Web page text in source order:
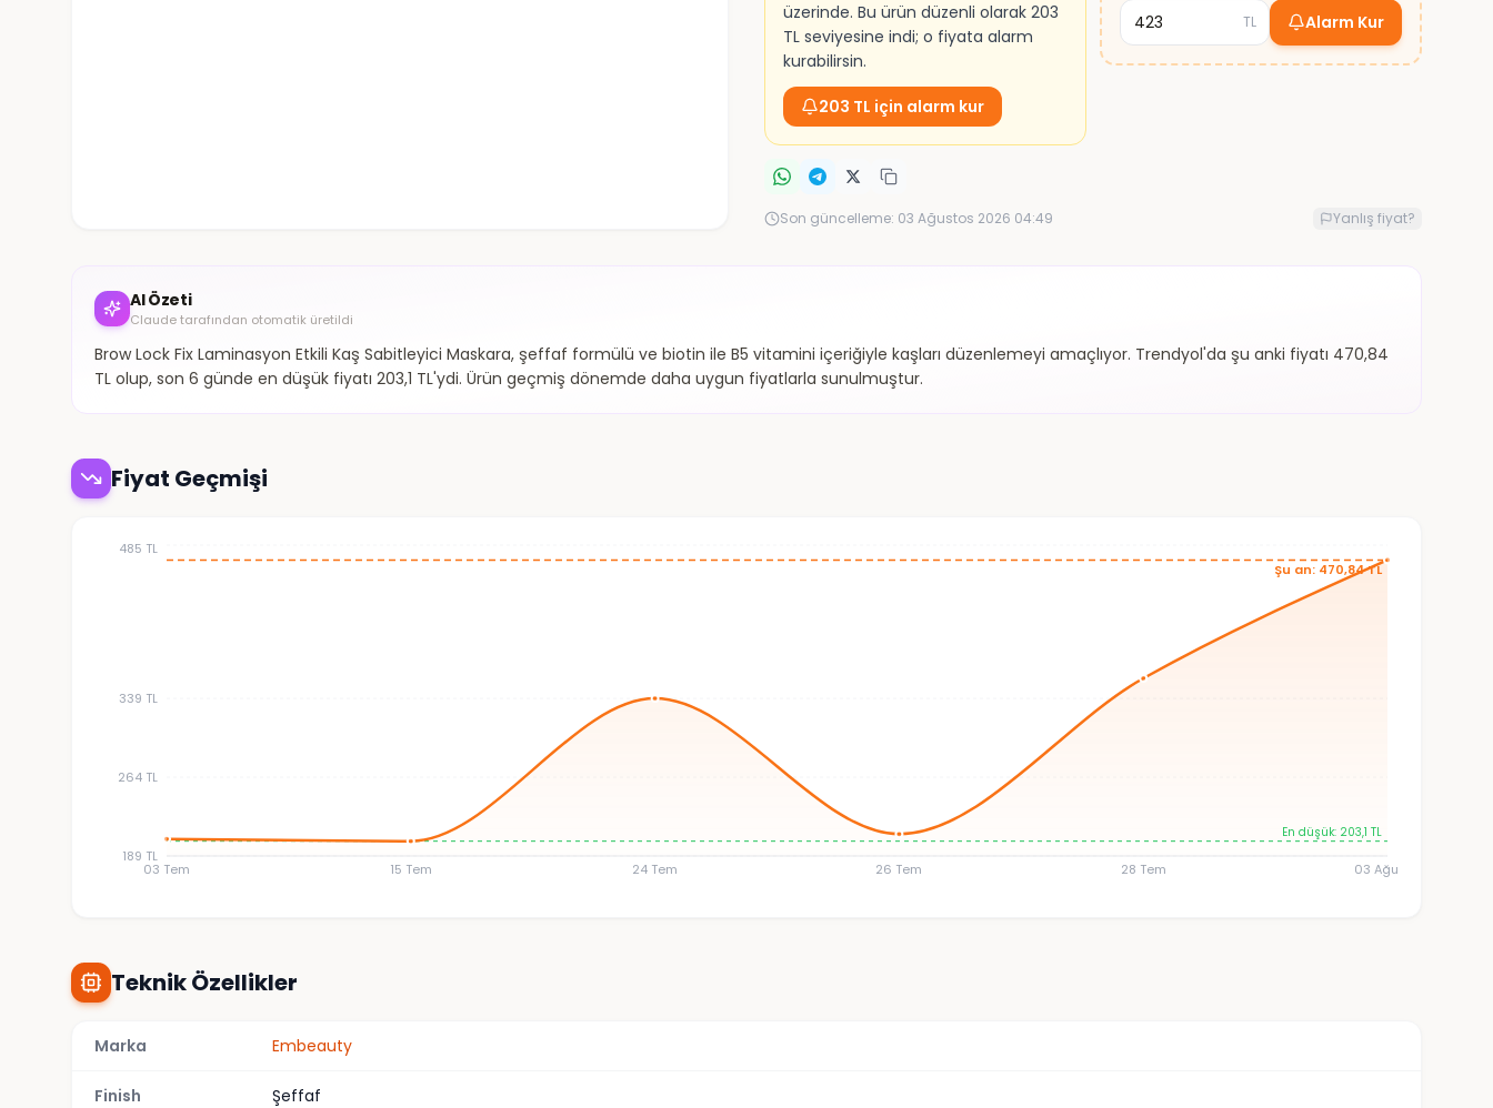
üzerinde. Bu ürün düzenli olarak 203
TL seviyesine indi; o fiyata alarm
kurabilirsin.
203 TL için alarm kur
TL Alarm Kur
Son güncelleme: 03 Ağustos 2026 04:49 Yanlış fiyat?
AI Özeti
Claude tarafından otomatik üretildi
Brow Lock Fix Laminasyon Etkili Kaş Sabitleyici Maskara, şeffaf formülü ve biotin ile B5 vitamini içeriğiyle kaşları düzenlemeyi amaçlıyor. Trendyol'da şu anki fiyatı 470,84
TL olup, son 6 günde en düşük fiyatı 203,1 TL'ydi. Ürün geçmiş dönemde daha uygun fiyatlarla sunulmuştur.
Fiyat Geçmişi
03 Tem 15 Tem 24 Tem 26 Tem 28 Tem 03 Ağu
189 TL
264 TL
339 TL
485 TL
Şu an: 470,84 TL
En düşük: 203,1 TL
Teknik Özellikler
Marka Embeauty
Finish Şeffaf